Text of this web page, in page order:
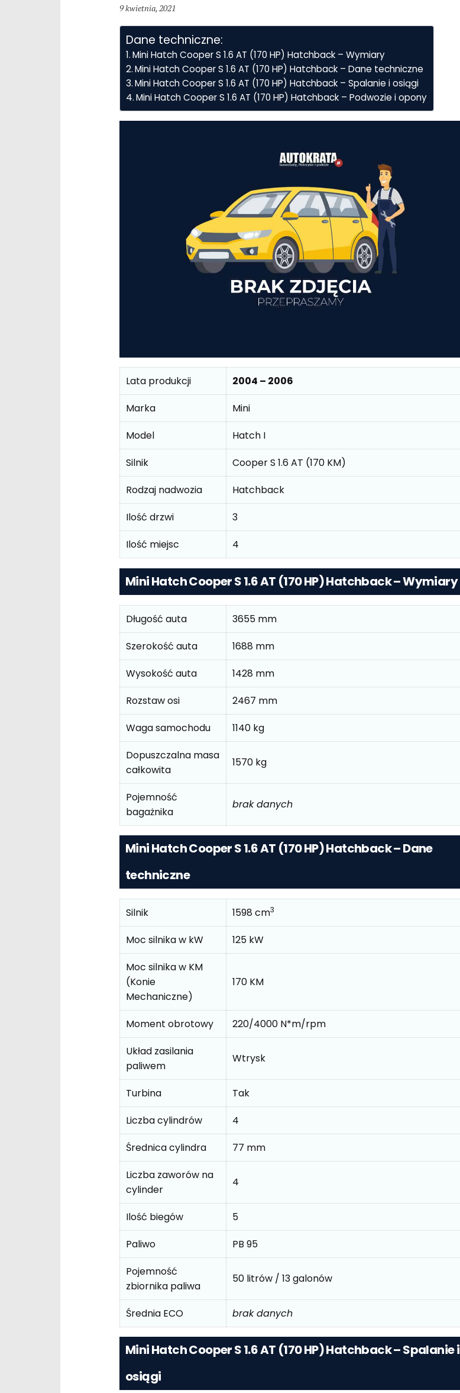
9 kwietnia, 2021
Dane techniczne:
Mini Hatch Cooper S 1.6 AT (170 HP) Hatchback – Wymiary
Mini Hatch Cooper S 1.6 AT (170 HP) Hatchback – Dane techniczne
Mini Hatch Cooper S 1.6 AT (170 HP) Hatchback – Spalanie i osiągi
Mini Hatch Cooper S 1.6 AT (170 HP) Hatchback – Podwozie i opony
Lata produkcji
2004 – 2006
Marka
Mini
Model
Hatch I
Silnik
Cooper S 1.6 AT (170 KM)
Rodzaj nadwozia
Hatchback
Ilość drzwi
3
Ilość miejsc
4
Mini Hatch Cooper S 1.6 AT (170 HP) Hatchback – Wymiary
Długość auta
3655 mm
Szerokość auta
1688 mm
Wysokość auta
1428 mm
Rozstaw osi
2467 mm
Waga samochodu
1140 kg
Dopuszczalna masa
całkowita
1570 kg
Pojemność
bagażnika
brak danych
Mini Hatch Cooper S 1.6 AT (170 HP) Hatchback – Dane
techniczne
Silnik 1598 cm3
Moc silnika w kW
125 kW
Moc silnika w KM
(Konie
Mechaniczne)
170 KM
Moment obrotowy
220/4000 N*m/rpm
Układ zasilania
paliwem
Wtrysk
Turbina
Tak
Liczba cylindrów
4
Średnica cylindra
77 mm
Liczba zaworów na
cylinder
4
Ilość biegów
5
Paliwo
PB 95
Pojemność
zbiornika paliwa
50 litrów / 13 galonów
Średnia ECO brak danych
Mini Hatch Cooper S 1.6 AT (170 HP) Hatchback – Spalanie i
osiągi